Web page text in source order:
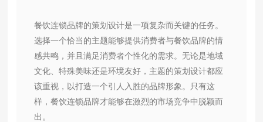
餐饮连锁品牌的策划设计是一项复杂而关键的任务。
选择一个恰当的主题能够提供消费者与餐饮品牌的情
感共鸣，并且满足消费者个性化的需求。无论是地域
文化、特殊美味还是环境友好，主题的策划设计都应
该重视，以打造一个引人入胜的品牌形象。只有这
样，餐饮连锁品牌才能够在激烈的市场竞争中脱颖而
出。